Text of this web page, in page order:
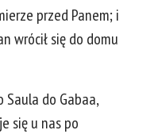
przed Panem; i
wrócił się do domu
Saula do Gabaa,
się u nas po